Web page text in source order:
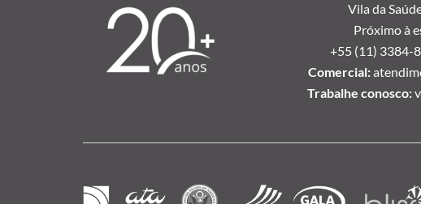
Vila da
Próximo à
+55 (11) 3384-
Comercial:
Trabalhe conosco: